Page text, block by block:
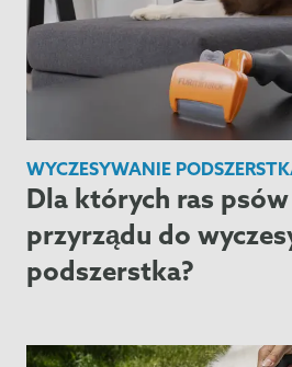
WYCZESYWANIE
Dla których ras
przyrządu do
podszerstka?